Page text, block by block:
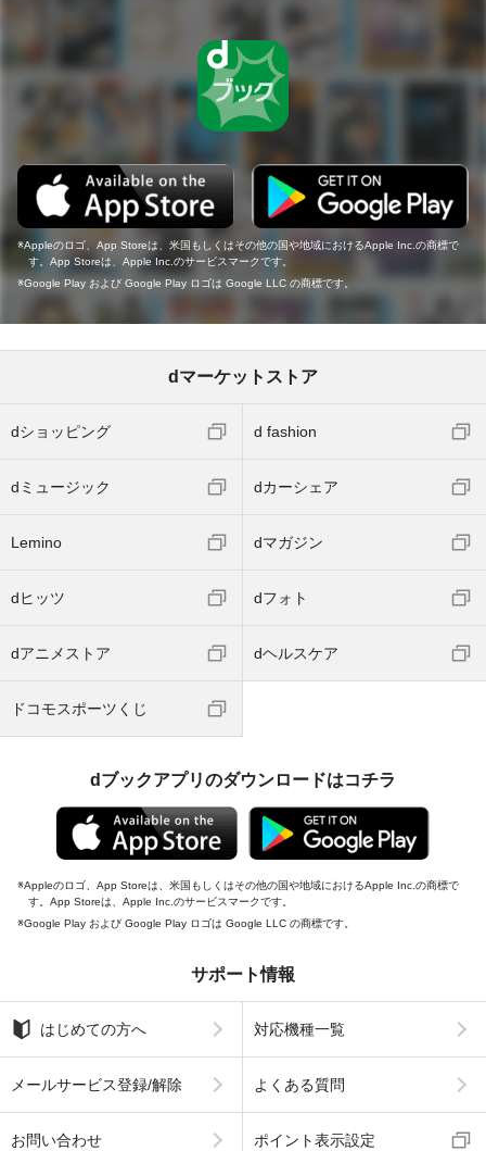
Appleのロゴ、App Storeは、米国もしくはその他の国や地域におけるApple Inc.の商標で
す。App Storeは、Apple Inc.のサービスマークです。
Google Play および Google Play ロゴは Google LLC の商標です。
dマーケットストア
dショッピング d fashion
dミュージック dカーシェア
Lemino dマガジン
dヒッツ dフォト
dアニメストア dヘルスケア
ドコモスポーツくじ
dブックアプリのダウンロードはコチラ
Appleのロゴ、App Storeは、米国もしくはその他の国や地域におけるApple Inc.の商標で
す。App Storeは、Apple Inc.のサービスマークです。
Google Play および Google Play ロゴは Google LLC の商標です。
サポート情報
はじめての方へ 対応機種一覧
メールサービス登録/解除 よくある質問
お問い合わせ ポイント表示設定